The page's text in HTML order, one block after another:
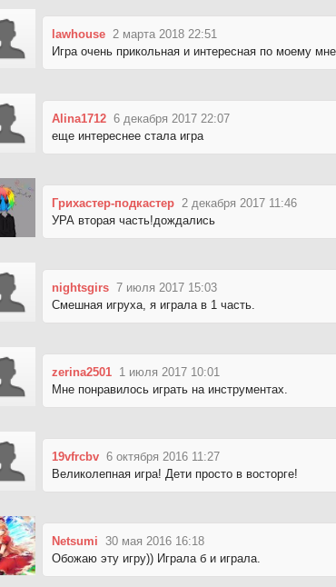
lawhouse 2 марта 2018 22:51
Игра очень прикольная и интересная по моему
Alina1712 6 декабря 2017 22:07
еще интереснее стала игра
Грихастер-подкастер 2 декабря 2017 11:46
УРА вторая часть!дождались
nightsgirs 7 июля 2017 15:03
Смешная игруха, я играла в 1 часть.
zerina2501 1 июля 2017 10:01
Мне понравилось играть на инструментах.
19vfrcbv 6 октября 2016 11:27
Великолепная игра! Дети просто в восторге!
Netsumi 30 мая 2016 16:18
Обожаю эту игру)) Играла б и играла.